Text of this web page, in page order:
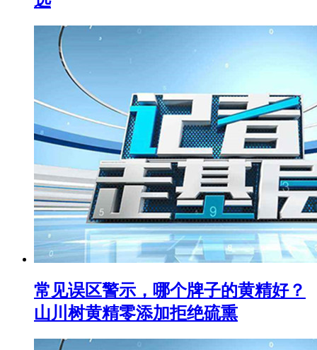
常见误区警示，哪个牌子的黄精好？
山川树黄精零添加拒绝硫熏